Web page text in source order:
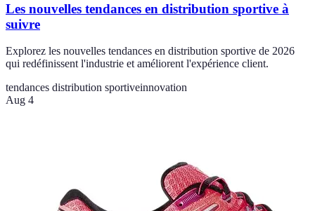
Les nouvelles tendances en distribution sportive à
suivre
Explorez les nouvelles tendances en distribution sportive de 2026
qui redéfinissent l'industrie et améliorent l'expérience client.
tendances distribution sportiveinnovation
Aug 4